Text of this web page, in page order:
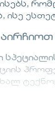
ისე
გარემო